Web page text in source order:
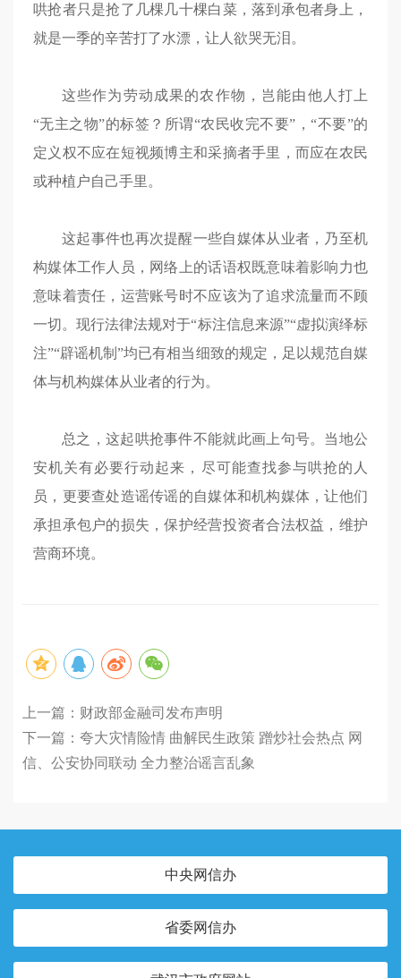
哄抢者只是抢了几棵几十棵白菜，落到承包者身上，
就是一季的辛苦打了水漂，让人欲哭无泪。
这些作为劳动成果的农作物，岂能由他人打上
“无主之物”的标签？所谓“农民收完不要”，“不要”的
定义权不应在短视频博主和采摘者手里，而应在农民
或种植户自己手里。
这起事件也再次提醒一些自媒体从业者，乃至机
构媒体工作人员，网络上的话语权既意味着影响力也
意味着责任，运营账号时不应该为了追求流量而不顾
一切。现行法律法规对于“标注信息来源”“虚拟演绎标
注”“辟谣机制”均已有相当细致的规定，足以规范自媒
体与机构媒体从业者的行为。
总之，这起哄抢事件不能就此画上句号。当地公
安机关有必要行动起来，尽可能查找参与哄抢的人
员，更要查处造谣传谣的自媒体和机构媒体，让他们
承担承包户的损失，保护经营投资者合法权益，维护
营商环境。
上一篇： 财政部金融司发布声明
下一篇： 夸大灾情险情 曲解民生政策 蹭炒社会热点 网
信、公安协同联动 全力整治谣言乱象
中央网信办
省委网信办